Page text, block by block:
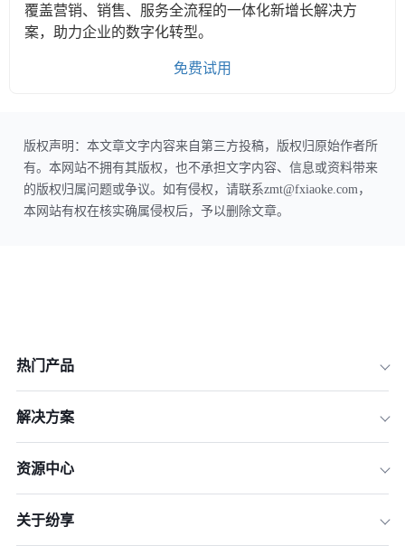
覆盖营销、销售、服务全流程的一体化新增长解决方
案，助力企业的数字化转型。
免费试用
版权声明：本文章文字内容来自第三方投稿，版权归原始作者所
有。本网站不拥有其版权，也不承担文字内容、信息或资料带来
的版权归属问题或争议。如有侵权，请联系zmt@fxiaoke.com，
本网站有权在核实确属侵权后，予以删除文章。
热门产品
解决方案
资源中心
关于纷享